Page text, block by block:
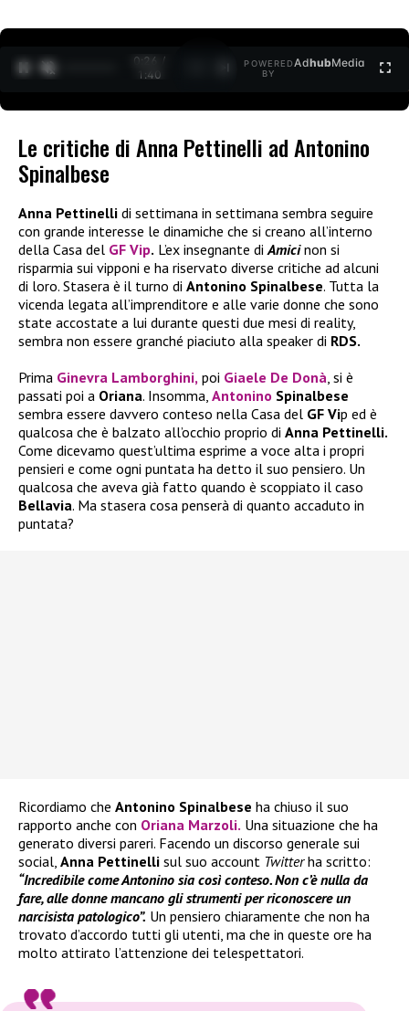
0:28 /
1:40
POWERED
BY
AdhubMedia
Le critiche di Anna Pettinelli ad Antonino
Spinalbese
Anna Pettinelli di settimana in settimana sembra seguire
con grande interesse le dinamiche che si creano all’interno
della Casa del GF Vip. L’ex insegnante diAmicinon si
risparmia sui vipponi e ha riservato diverse critiche ad alcuni
di loro. Stasera è il turno di Antonino Spinalbese. Tutta la
vicenda legata all’imprenditore e alle varie donne che sono
state accostate a lui durante questi due mesi di reality,
sembra non essere granché piaciuto alla speaker di RDS.
Prima Ginevra Lamborghini, poi Giaele De Donà, si è
passati poi a Oriana. Insomma, Antonino Spinalbese
sembra essere davvero conteso nella Casa del GF Vip ed è
qualcosa che è balzato all’occhio proprio di Anna Pettinelli.
Come dicevamo quest’ultima esprime a voce alta i propri
pensieri e come ogni puntata ha detto il suo pensiero. Un
qualcosa che aveva già fatto quando è scoppiato il caso
Bellavia. Ma stasera cosa penserà di quanto accaduto in
puntata?
Ricordiamo che Antonino Spinalbese ha chiuso il suo
rapporto anche con Oriana Marzoli. Una situazione che ha
generato diversi pareri. Facendo un discorso generale sui
social, Anna Pettinelli sul suo account Twitterha scritto:
“Incredibile come Antonino sia così conteso. Non c’è nulla da
fare, alle donne mancano gli strumenti per riconoscere un
narcisista patologico”. Un pensiero chiaramente che non ha
trovato d’accordo tutti gli utenti, ma che in queste ore ha
molto attirato l’attenzione dei telespettatori.